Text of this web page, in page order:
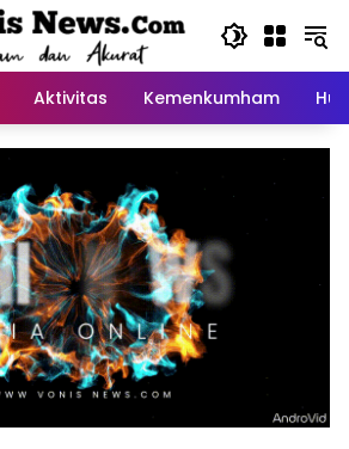
Aktivitas Kemenkumham